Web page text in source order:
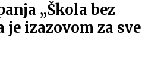
„Škola bez
je izazovom za sve